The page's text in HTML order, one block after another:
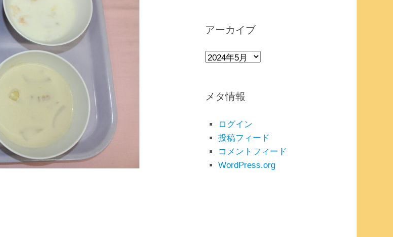
アーカイブ
ア
イ
メタ情報
ログイン
投稿フィード
コメントフィード
WordPress.org